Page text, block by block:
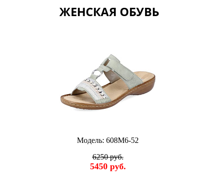
ЖЕНСКАЯ ОБУВЬ
Модель: 608M6-52
6250 руб.
5450 руб.